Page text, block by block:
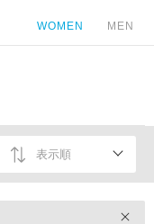
WOMEN MEN
表示順